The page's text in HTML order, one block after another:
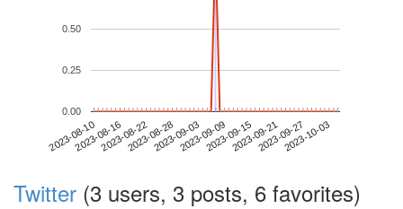
2023-08-102023-08-162023-08-222023-08-282023-09-032023-09-092023-09-152023-09-212023-09-272023-10-03
0.00
0.25
0.50
Twitter (3 users, 3 posts, 6 favorites)